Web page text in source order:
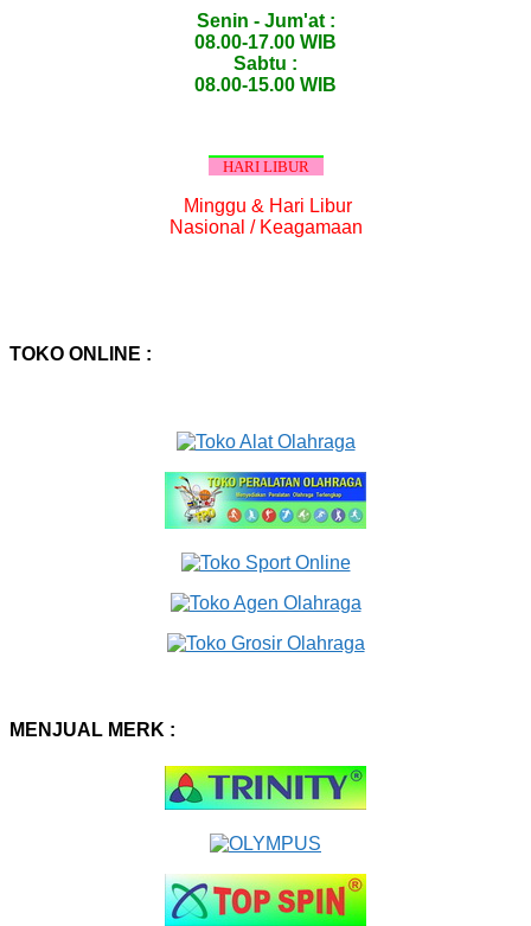
Senin - Jum'at :
08.00-17.00 WIB
Sabtu :
08.00-15.00 WIB
HARI LIBUR
Minggu & Hari Libur
Nasional / Keagamaan
TOKO ONLINE :
MENJUAL MERK :